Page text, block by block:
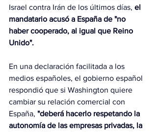
Israel contra Irán de los últimos días, el
mandatario acusó a España de "no
haber cooperado, al igual que Reino
Unido".
En una declaración facilitada a los
medios españoles, el gobierno español
respondió que si Washington quiere
cambiar su relación comercial con
España, "deberá hacerlo respetando la
autonomía de las empresas privadas, la